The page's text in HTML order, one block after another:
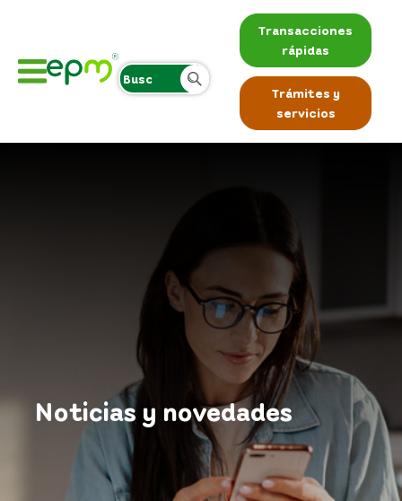
Transacciones
rápidas
Trámites y
servicios
Noticias y novedades